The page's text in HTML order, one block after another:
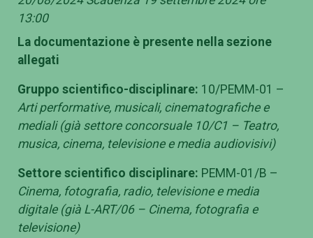
13:00
La documentazione è presente nella sezione
allegati
Gruppo scientifico-disciplinare: 10/PEMM-01 –
Arti performative, musicali, cinematografiche e
mediali (già settore concorsuale 10/C1 – Teatro,
musica, cinema, televisione e media audiovisivi)
Settore scientifico disciplinare: PEMM-01/B –
Cinema, fotografia, radio, televisione e media
digitale (già L-ART/06 – Cinema, fotografia e
televisione)